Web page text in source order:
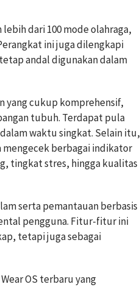
dari 100 mode olahraga,
ini juga dilengkapi
andal digunakan dalam
yang cukup komprehensif,
tubuh. Terdapat pula
waktu singkat. Selain itu,
berbagai indikator
tingkat stres, hingga kualitas
serta pemantauan berbasis
pengguna. Fitur-fitur ini
tetapi juga sebagai
OS terbaru yang